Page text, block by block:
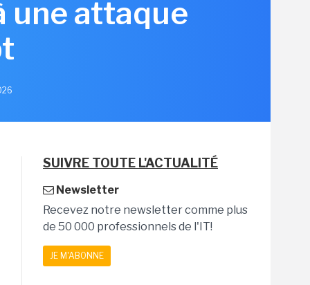
une attaque
SUIVRE TOUTE L'ACTUALITÉ
Newsletter
Recevez notre newsletter comme plus
de 50 000 professionnels de l'IT!
JE M'ABONNE